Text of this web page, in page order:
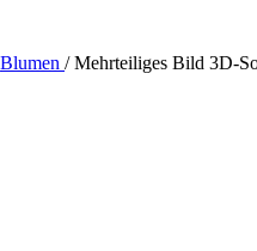
Blumen / Mehrteiliges Bild 3D-